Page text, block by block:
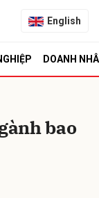
English
DOANH
bao